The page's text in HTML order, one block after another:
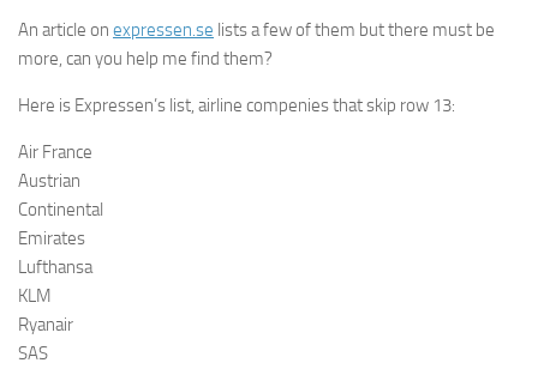
An article on expressen.se lists a few of them but there must be
more, can you help me find them?
Here is Expressen’s list, airline compenies that skip row 13:
Air France
Austrian
Continental
Emirates
Lufthansa
KLM
Ryanair
SAS